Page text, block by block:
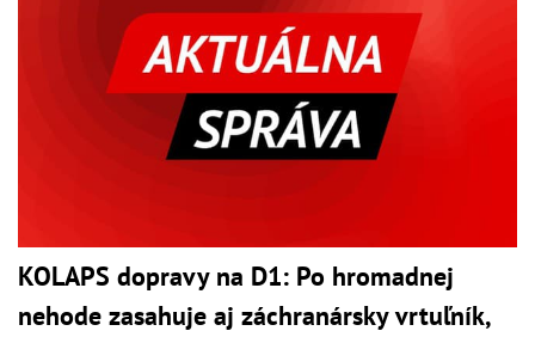
KOLAPS dopravy na D1: Po hromadnej
nehode zasahuje aj záchranársky vrtuľník,